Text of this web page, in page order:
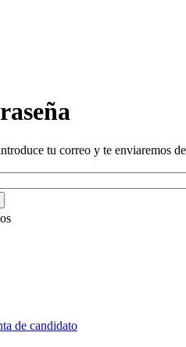
tu correo y te enviaremos
de candidato